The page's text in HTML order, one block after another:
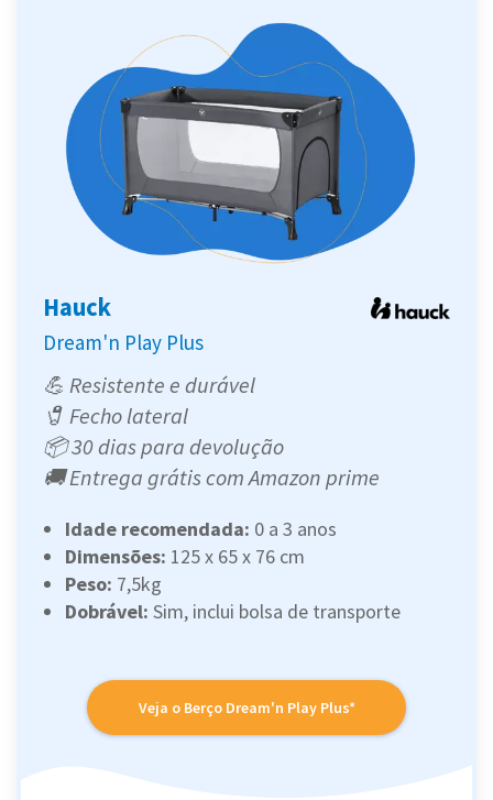
Hauck
Dream'n Play Plus
💪 Resistente e durável
🧷 Fecho lateral
📦 30 dias para devolução
🚚 Entrega grátis com Amazon prime
Idade recomendada: 0 a 3 anos
Dimensões: 125 x 65 x 76 cm
Peso: ‎7,5kg
Dobrável: Sim, inclui bolsa de transporte
Veja o Berço Dream'n Play Plus*